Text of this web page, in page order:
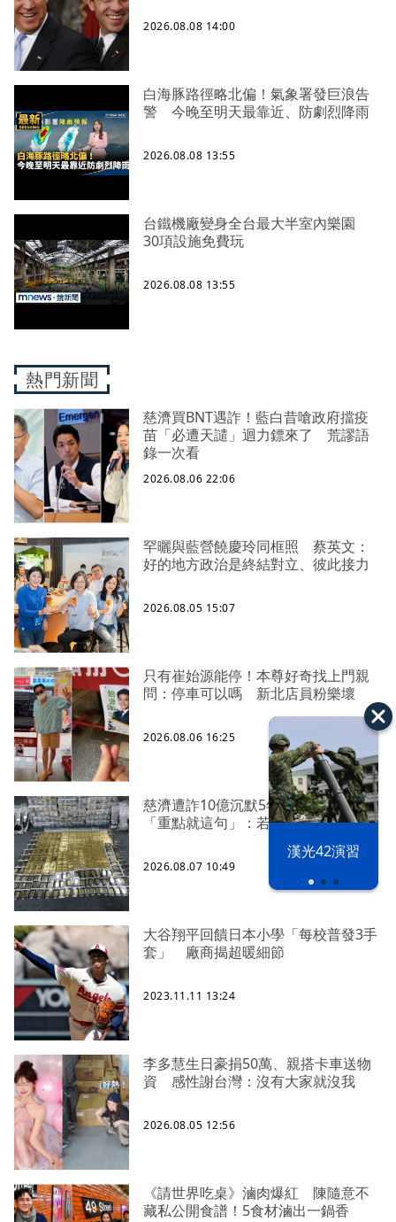
漢光42演習
2026.08.08 14:00
白海豚路徑略北偏！氣象署發巨浪告
警 今晚至明天最靠近、防劇烈降雨
2026.08.08 13:55
台鐵機廠變身全台最大半室內樂園
30項設施免費玩
2026.08.08 13:55
熱門新聞
慈濟買BNT遇詐！藍白昔嗆政府擋疫
苗「必遭天譴」迴力鏢來了 荒謬語
錄一次看
2026.08.06 22:06
罕曬與藍營饒慶玲同框照 蔡英文：
好的地方政治是終結對立、彼此接力
2026.08.05 15:07
只有崔始源能停！本尊好奇找上門親
問：停車可以嗎 新北店員粉樂壞
2026.08.06 16:25
慈濟遭詐10億沉默5年 四叉貓看聲明
「重點就這句」：若判有罪錢還我
2026.08.07 10:49
大谷翔平回饋日本小學「每校普發3手
套」 廠商揭超暖細節
2023.11.11 13:24
李多慧生日豪捐50萬、親搭卡車送物
資 感性謝台灣：沒有大家就沒我
2026.08.05 12:56
《請世界吃桌》滷肉爆紅 陳隨意不
藏私公開食譜！5食材滷出一鍋香